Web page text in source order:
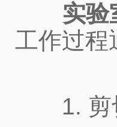
实验
工作过
1. 剪